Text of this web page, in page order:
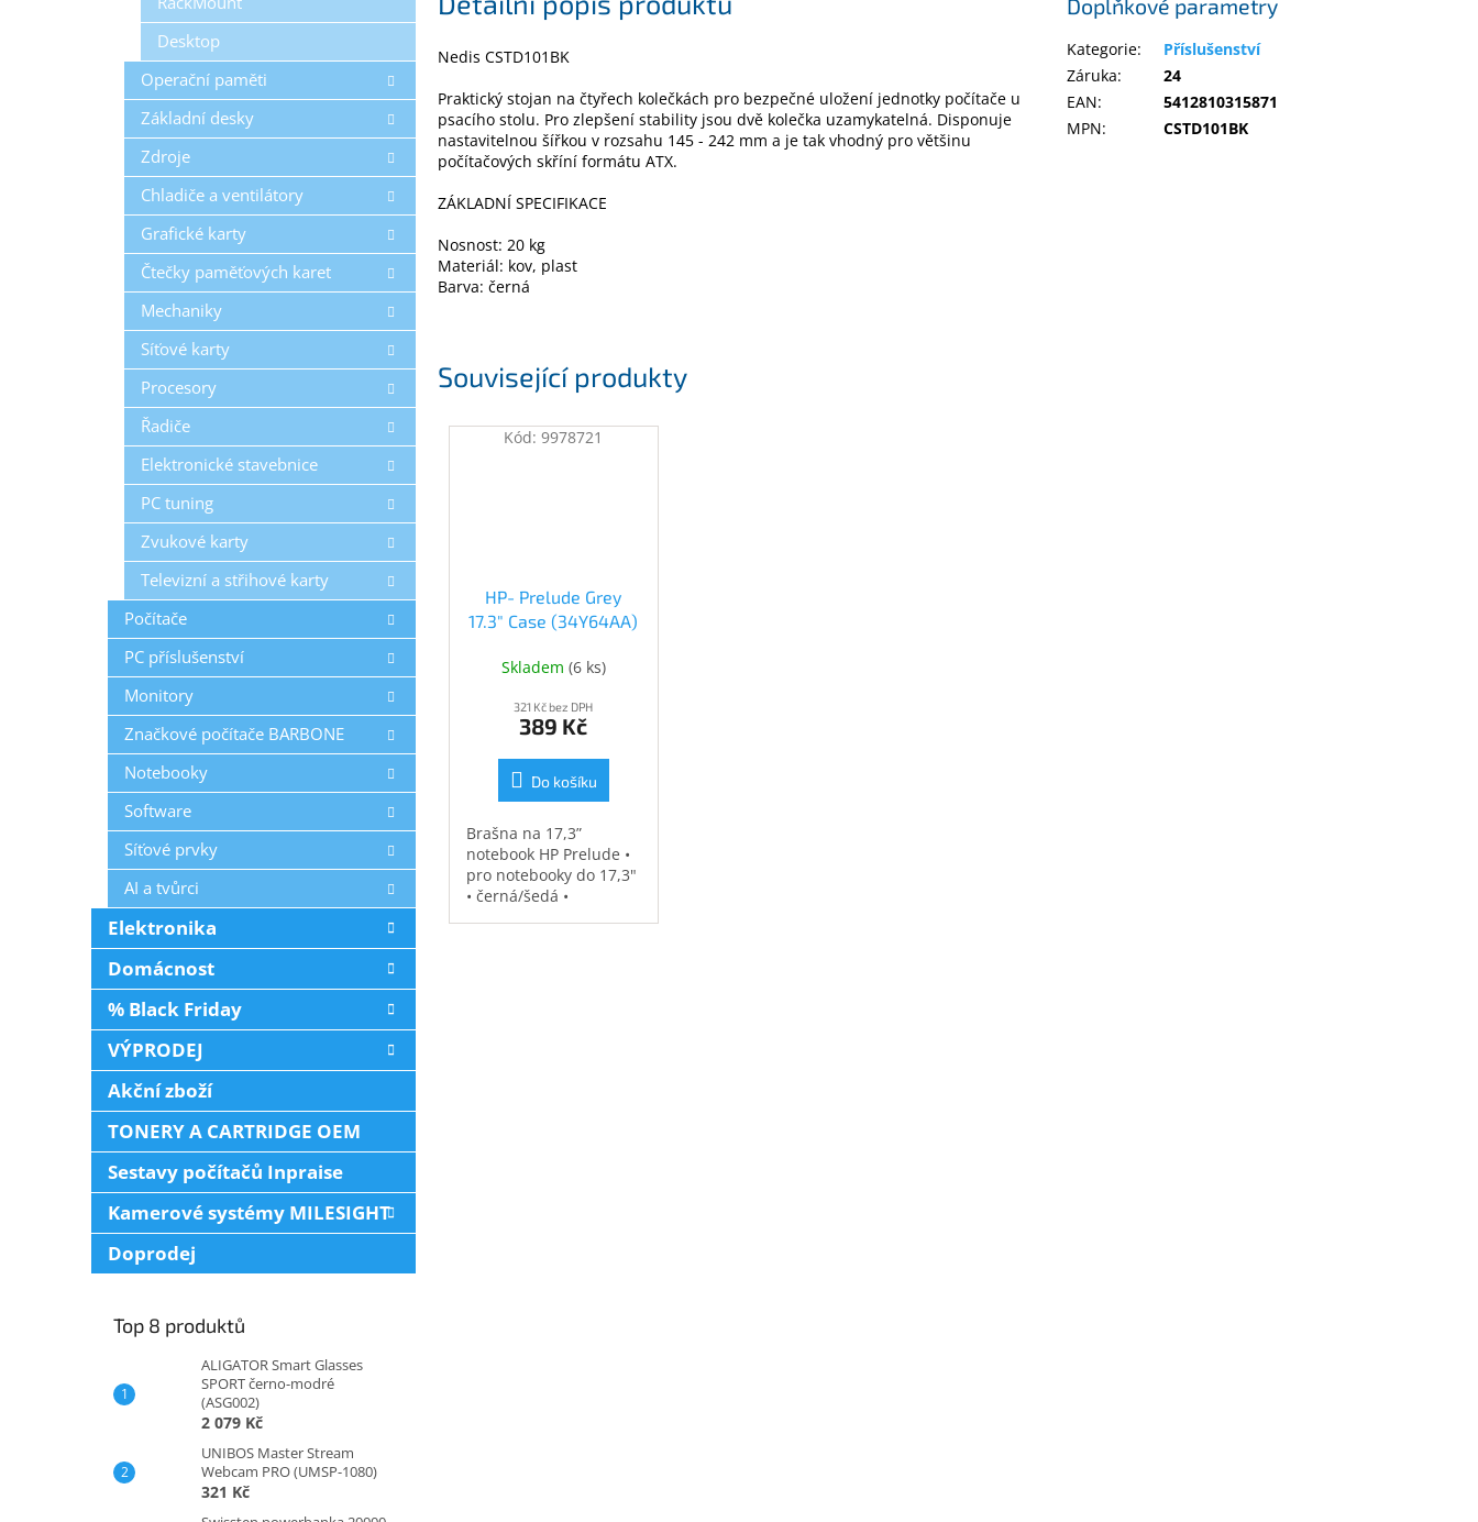
Desktop
Operační paměti
Základní desky
Zdroje
Chladiče a ventilátory
Grafické karty
Čtečky paměťových karet
Mechaniky
Síťové karty
Procesory
Řadiče
Elektronické stavebnice
PC tuning
Zvukové karty
Televizní a střihové karty
Počítače
PC příslušenství
Monitory
Značkové počítače BARBONE
Notebooky
Software
Síťové prvky
AI a tvůrci
Elektronika
Domácnost
% Black Friday
VÝPRODEJ
Akční zboží
TONERY A CARTRIDGE OEM
Sestavy počítačů Inpraise
Kamerové systémy MILESIGHT
Doprodej
Top 8 produktů
ALIGATOR Smart Glasses
SPORT černo-modré
(ASG002)
2 079 Kč
UNIBOS Master Stream
Webcam PRO (UMSP-1080)
321 Kč
Související produkty
HP- Prelude Grey
17.3" Case (34Y64AA)
Skladem (6 ks)
321 Kč bez DPH
389 Kč
Do košíku
Brašna na 17,3”
notebook HP Prelude •
pro notebooky do 17,3"
• černá/šedá •
Kód:9978721
Nedis CSTD101BK
Praktický stojan na čtyřech kolečkách pro bezpečné uložení jednotky počítače u
psacího stolu. Pro zlepšení stability jsou dvě kolečka uzamykatelná. Disponuje
nastavitelnou šířkou v rozsahu 145 - 242 mm a je tak vhodný pro většinu
počítačových skříní formátu ATX.
ZÁKLADNÍ SPECIFIKACE
Nosnost: 20 kg
Materiál: kov, plast
Barva: černá
Kategorie:
Příslušenství
Záruka:
24
EAN:
5412810315871
MPN: CSTD101BK